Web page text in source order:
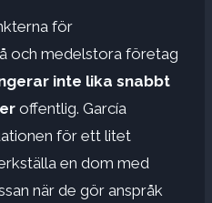
för
och medelstora företag
inte lika snabbt
offentlig. García
för ett litet
en dom med
när de gör anspråk